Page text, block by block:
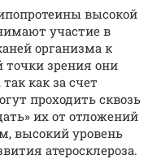
высокой
участие в
организма к
зрения они
как за счет
проходить сквозь
их от отложений
высокий уровень
атеросклероза.